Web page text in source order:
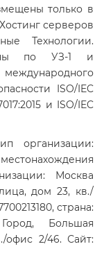
только в
серверов
Технологии.
по УЗ-1 и
ISO/IEC
и ISO/IEC
организации:
Москва
дом 23, кв./
страна:
Большая
офис 2/46. Сайт: